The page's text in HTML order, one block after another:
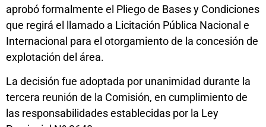
aprobó formalmente el Pliego de Bases y Condiciones
que regirá el llamado a Licitación Pública Nacional e
Internacional para el otorgamiento de la concesión de
explotación del área.
La decisión fue adoptada por unanimidad durante la
tercera reunión de la Comisión, en cumplimiento de
las responsabilidades establecidas por la Ley